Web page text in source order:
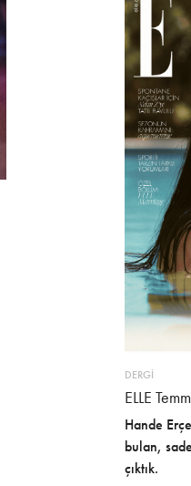
DERGİ
ELLE
Hande
bulan,
çıktık.